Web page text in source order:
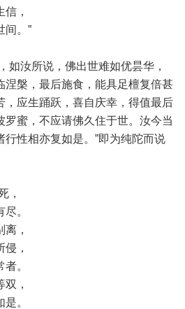
，
。”
如汝所说，佛出世难如优昙华，
涅槃，最后施食，能具足檀复倍甚
，应生踊跃，喜自庆幸，得值最后
罗蜜，不应请佛久住于世。汝今当
性相亦复如是。”即为纯陀而说
，
。
，
，
。
，
。